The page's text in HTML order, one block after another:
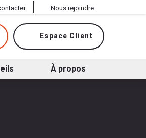
Nous rejoindre
Espace Client
À propos